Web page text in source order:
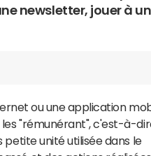
newsletter, jouer à
ou une application
les "rémunérant", c'est-à-
petite unité utilisée dans le